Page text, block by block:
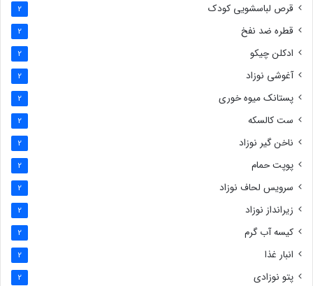
قرص لباسشویی کودک 2
قطره ضد نفخ 2
ادکلن چیکو 2
آغوشی نوزاد 2
پستانک میوه خوری 2
ست کالسکه 2
ناخن گیر نوزاد 2
پوپت حمام 2
سرویس لحاف نوزاد 2
زیرانداز نوزاد 2
کیسه آب گرم 2
انبار غذا 2
پتو نوزادی 2